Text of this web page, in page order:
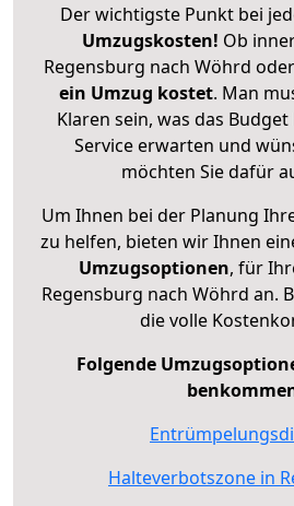
Der wichtigste Punkt bei
Umzugskosten! Ob
Regensburg nach Wöhrd
ein Umzug kostet. Man
Klaren sein, was das
Service erwarten und
möchten Sie dafür
Um Ihnen bei der Planung
zu helfen, bieten wir Ihnen
Umzugsoptionen, für
Regensburg nach Wöhrd an.
die volle
Folgende
Halteverbotszone in